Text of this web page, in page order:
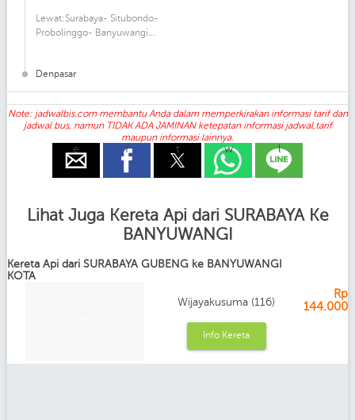
Lewat:Surabaya- Situbondo-
Probolinggo- Banyuwangi...
Denpasar
Note: jadwalbis.com membantu Anda dalam memperkirakan informasi tarif dan
jadwal bus, namun TIDAK ADA JAMINAN ketepatan informasi jadwal,tarif
maupun informasi lainnya.
e f t w l
Lihat Juga Kereta Api dari SURABAYA Ke
BANYUWANGI
Kereta Api dari SURABAYA GUBENG ke BANYUWANGI
KOTA
Wijayakusuma (116)
Rp
144.000
Info Kereta